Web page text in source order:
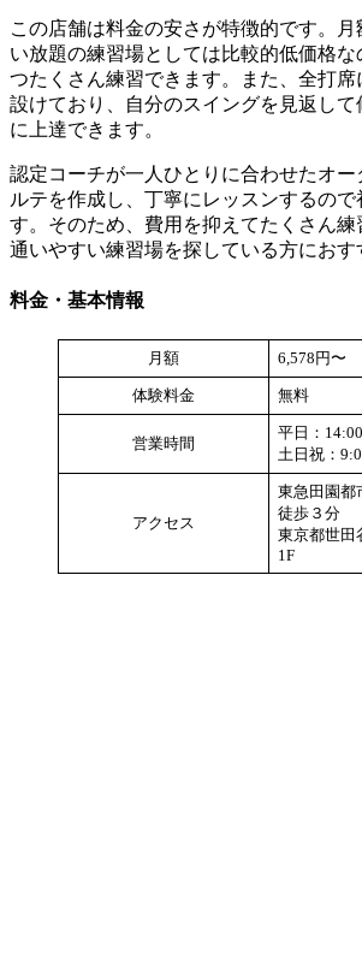
この店舗は料金の安さが特徴的です。月
い放題の練習場としては比較的低価格
つたくさん練習できます。また、全打
設けており、自分のスイングを見返し
に上達できます。
認定コーチが一人ひとりに合わせたオー
ルテを作成し、丁寧にレッスンするの
す。そのため、費用を抑えてたくさん
通いやすい練習場を探している方におす
料金・基本情報
月額 6,578円〜
体験料金 無料
営業時間
平日：
土日祝：
アクセス
東急田園都
徒歩３分
東京都世田
1F